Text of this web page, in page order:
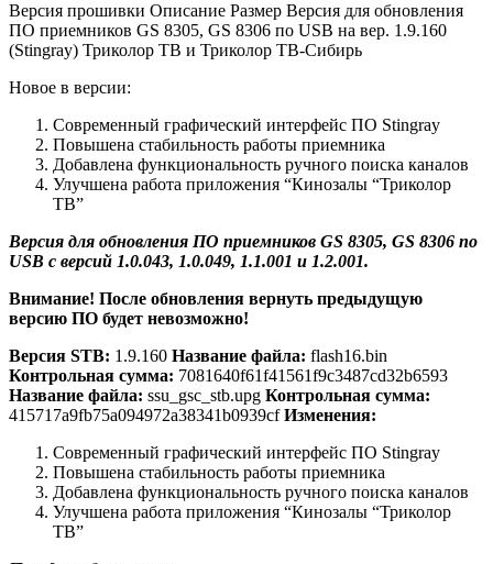
Версия прошивки Описание Размер Версия для обновления
ПО приемников GS 8305, GS 8306 по USB на вер. 1.9.160
(Stingray) Триколор ТВ и Триколор ТВ-Сибирь
Новое в версии:
Современный графический интерфейс ПО Stingray
Повышена стабильность работы приемника
Добавлена функциональность ручного поиска каналов
Улучшена работа приложения “Кинозалы “Триколор
ТВ”
Версия для обновления ПО приемников GS 8305, GS 8306 по
USB с версий 1.0.043, 1.0.049, 1.1.001 и 1.2.001.
Внимание! После обновления вернуть предыдущую
версию ПО будет невозможно!
Версия STB: 1.9.160 Название файла: flash16.bin
Контрольная сумма: 7081640f61f41561f9c3487cd32b6593
Название файла: ssu_gsc_stb.upg Контрольная сумма:
415717a9fb75a094972a38341b0939cfИзменения:
Современный графический интерфейс ПО Stingray
Повышена стабильность работы приемника
Добавлена функциональность ручного поиска каналов
Улучшена работа приложения “Кинозалы “Триколор
ТВ”